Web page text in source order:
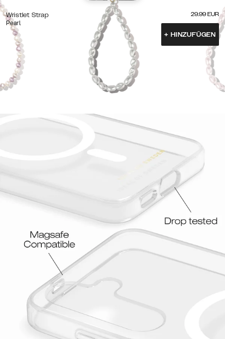
Wristlet Strap
Pearl
29.99 EUR
+ HINZUFÜGEN